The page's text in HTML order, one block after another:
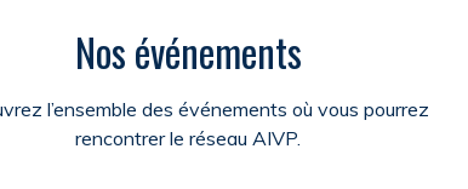
Nos événements
l’ensemble des événements où vous pourrez
rencontrer le réseau AIVP.